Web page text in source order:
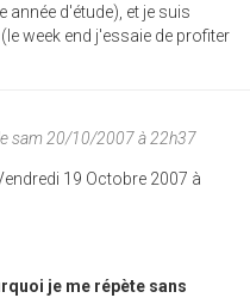
année d'étude), et je suis
week end j'essaie de profiter
sam 20/10/2007 à 22h37
19 Octobre 2007 à
je me répète sans